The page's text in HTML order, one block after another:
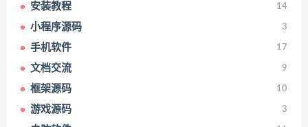
安装教程 14
小程序源码 3
手机软件 17
文档交流 9
框架源码 10
游戏源码 3